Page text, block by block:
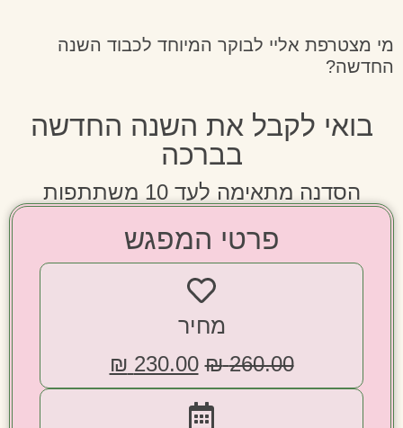
אליי לבוקר המיוחד לכבוד השנה
לקבל את השנה החדשה
בברכה
מתאימה לעד 10 משתתפות
פרטי המפגש
260.00
₪
230.00
₪